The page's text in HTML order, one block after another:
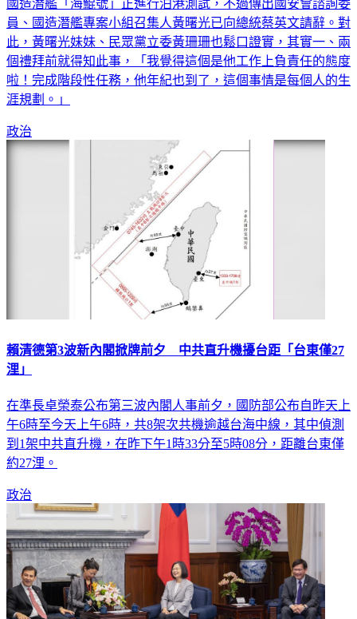
國造潛艦「海鯤號」正進行泊港測試，不過傳出國安會諮詢委
員、國造潛艦專案小組召集人黃曙光已向總統蔡英文請辭。對
此，黃曙光妹妹、民眾黨立委黃珊珊也鬆口證實，其實一、兩
個禮拜前就得知此事，「我覺得這個是他工作上負責任的態度
啦！完成階段性任務，他年紀也到了，這個事情是每個人的生
涯規劃。」
政治
賴清德第3波新內閣掀牌前夕 中共直升機擾台距「台東僅27
浬」
在準長卓榮泰公布第三波內閣人事前夕，國防部公布自昨天上
午6時至今天上午6時，共8架次共機逾越台海中線，其中偵測
到1架中共直升機，在昨下午1時33分至5時08分，距離台東僅
約27浬。
政治